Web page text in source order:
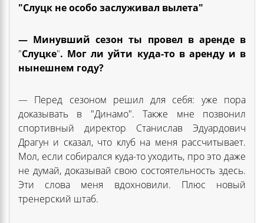
"Слуцк не особо заслуживал вылета"
— Минувший сезон ты провел в аренде в
"Слуцке". Мог ли уйти куда-то в аренду и в
нынешнем году?
— Перед сезоном решил для себя: уже пора
доказывать в "Динамо". Также мне позвонил
спортивный директор Станислав Эдуардович
Драгун и сказал, что клуб на меня рассчитывает.
Мол, если собирался куда-то уходить, про это даже
не думай, доказывай свою состоятельность здесь.
Эти слова меня вдохновили. Плюс новый
тренерский штаб.